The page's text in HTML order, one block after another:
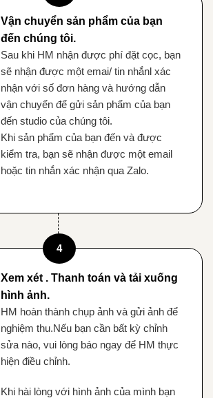
Vận chuyển sản phẩm của bạn
đến chúng tôi.
Sau khi HM nhận được phí đặt cọc, bạn
sẽ nhận được một emai/ tin nhắnl xác
nhận với số đơn hàng và hướng dẫn
vận chuyển để gửi sản phẩm của bạn
đến studio của chúng tôi.
Khi sản phẩm của bạn đến và được
kiểm tra, bạn sẽ nhận được một email
hoặc tin nhắn xác nhận qua Zalo.
Xem xét . Thanh toán và tải xuống
hình ảnh.
HM hoàn thành chụp ảnh và gửi ảnh để
nghiệm thu.Nếu bạn cần bất kỳ chỉnh
sửa nào, vui lòng báo ngay để HM thực
hiện điều chỉnh.
Khi hài lòng với hình ảnh của mình bạn
4